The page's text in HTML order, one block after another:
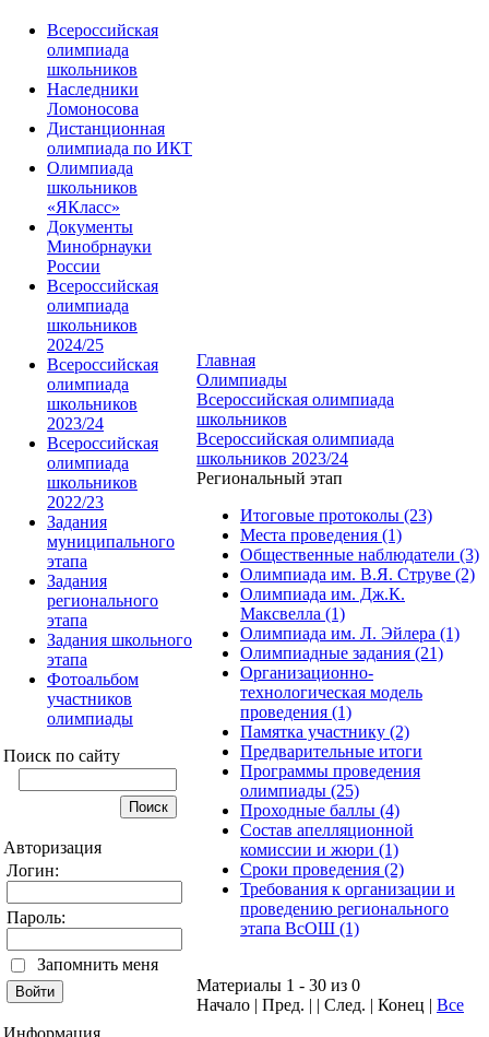
Всероссийская
олимпиада
школьников
Наследники
Ломоносова
Дистанционная
олимпиада по ИКТ
Олимпиада
школьников
«ЯКласс»
Документы
Минобрнауки
России
Всероссийская
олимпиада
школьников
2024/25
Всероссийская
олимпиада
школьников
2023/24
Всероссийская
олимпиада
школьников
2022/23
Задания
муниципального
этапа
Задания
регионального
этапа
Задания школьного
этапа
Фотоальбом
участников
олимпиады
Поиск по сайту
Авторизация
Логин:
Пароль:
Запомнить меня
Информация
Главная
Олимпиады
Всероссийская олимпиада
школьников
Всероссийская олимпиада
школьников 2023/24
Региональный этап
Итоговые протоколы (23)
Места проведения (1)
Общественные наблюдатели (3)
Олимпиада им. В.Я. Струве (2)
Олимпиада им. Дж.К.
Максвелла (1)
Олимпиада им. Л. Эйлера (1)
Олимпиадные задания (21)
Организационно-
технологическая модель
проведения (1)
Памятка участнику (2)
Предварительные итоги
Программы проведения
олимпиады (25)
Проходные баллы (4)
Состав апелляционной
комиссии и жюри (1)
Сроки проведения (2)
Требования к организации и
проведению регионального
этапа ВсОШ (1)
Материалы 1 - 30 из 0
Начало | Пред. | | След. | Конец | Все